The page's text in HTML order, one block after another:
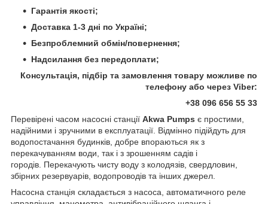
Гарантія якості;
Доставка 1-3 дні по Україні;
Безпроблемний обмін/повернення;
Надсилання без передоплати;
Консультація, підбір та замовлення товару можливе по
телефону або через Viber:
+38 096 656 55 33
Перевірені часом насосні станції Akwa Pumps є простими,
надійними і зручними в експлуатації. Відмінно підійдуть для
водопостачання будинків, добре впораються як з
перекачуванням води, так і з зрошенням садів і
городів. Перекачують чисту воду з колодязів, свердловин,
збірних резервуарів, водопроводів та інших джерел.
Насосна станція складається з насоса, автоматичного реле